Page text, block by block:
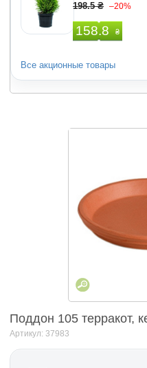
198.5 ₴ –20%
158.8 ₴
Все акционные товары
Поддон 105 терракот,
Артикул: 37983